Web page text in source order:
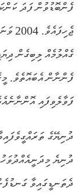
ފެންބޮޑުވުން ފަދަ
ގެއްލުމެއް ލިބިގެން
ފެންނާން އެބައޮތެވެ.
ފަވާލެވިފައި
ދުނިޔޭގެ
ދުނިޔެ
ދެތަނޑީގައިވާ